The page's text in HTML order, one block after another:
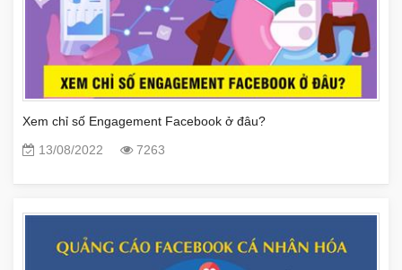
Xem chỉ số Engagement Facebook ở đâu?
13/08/2022
7263